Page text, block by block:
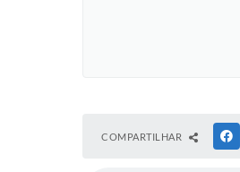
COMPARTILHAR